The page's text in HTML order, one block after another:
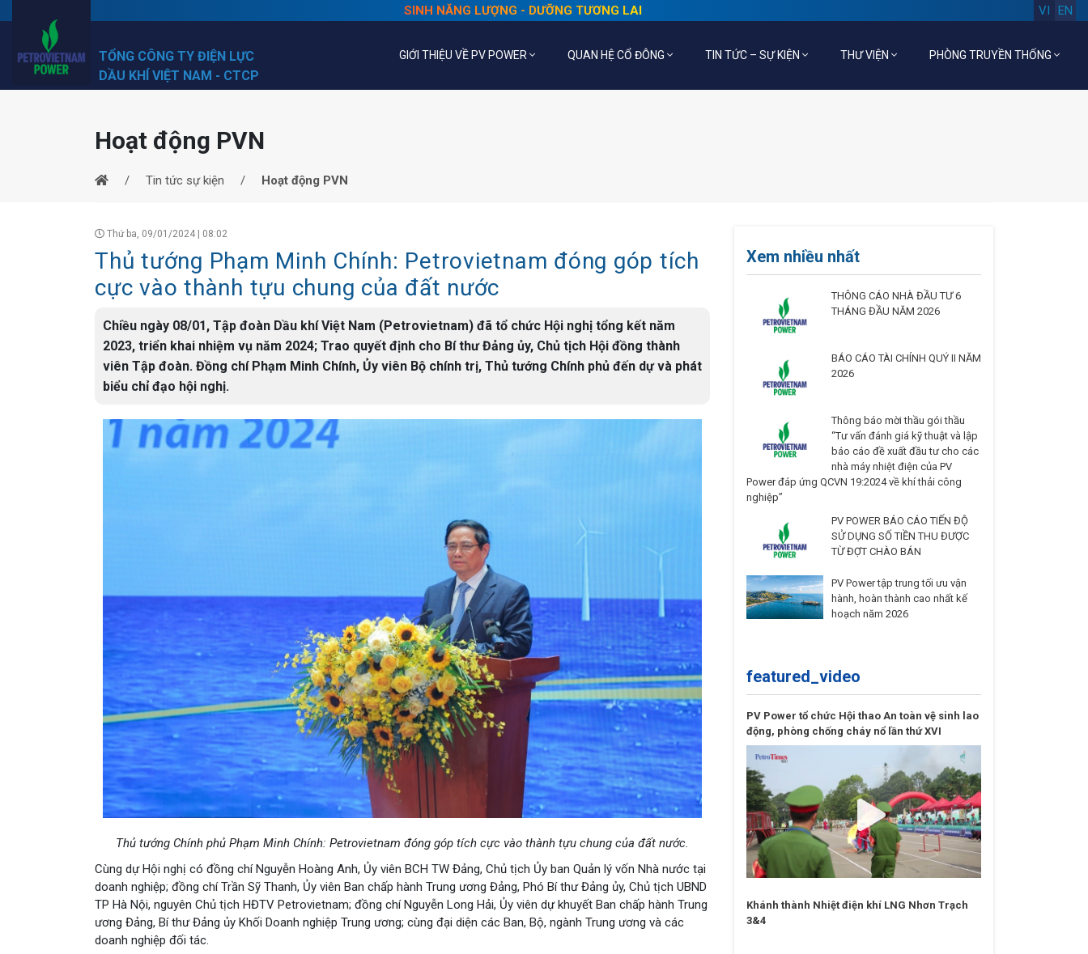
SINH NĂNG LƯỢNG - DƯỠNG TƯƠNG LAI EN
VI
TỔNG CÔNG TY ĐIỆN LỰC
DẦU KHÍ VIỆT NAM - CTCP
GIỚI THIỆU VỀ PV POWER QUAN HỆ CỔ ĐÔNG TIN TỨC – SỰ KIỆN THƯ VIỆN PHÒNG TRUYỀN THỐNG
Hoạt động PVN
Tin tức sự kiện Hoạt động PVN
Thứ ba, 09/01/2024 | 08:02
Thủ tướng Phạm Minh Chính: Petrovietnam đóng góp tích
cực vào thành tựu chung của đất nước
Chiều ngày 08/01, Tập đoàn Dầu khí Việt Nam (Petrovietnam) đã tổ chức Hội nghị tổng kết năm
2023, triển khai nhiệm vụ năm 2024; Trao quyết định cho Bí thư Đảng ủy, Chủ tịch Hội đồng thành
viên Tập đoàn. Đồng chí Phạm Minh Chính, Ủy viên Bộ chính trị, Thủ tướng Chính phủ đến dự và phát
biểu chỉ đạo hội nghị.
Thủ tướng Chính phủ Phạm Minh Chính: Petrovietnam đóng góp tích cực vào thành tựu chung của đất nước.
Cùng dự Hội nghị có đồng chí Nguyễn Hoàng Anh, Ủy viên BCH TW Đảng, Chủ tịch Ủy ban Quản lý vốn Nhà nước tại
doanh nghiệp; đồng chí Trần Sỹ Thanh, Ủy viên Ban chấp hành Trung ương Đảng, Phó Bí thư Đảng ủy, Chủ tịch UBND
TP Hà Nội, nguyên Chủ tịch HĐTV Petrovietnam; đồng chí Nguyễn Long Hải, Ủy viên dự khuyết Ban chấp hành Trung
ương Đảng, Bí thư Đảng ủy Khối Doanh nghiệp Trung ương; cùng đại diện các Ban, Bộ, ngành Trung ương và các
doanh nghiệp đối tác.
Xem nhiều nhất
THÔNG CÁO NHÀ ĐẦU TƯ 6
THÁNG ĐẦU NĂM 2026
BÁO CÁO TÀI CHÍNH QUÝ II NĂM
2026
Thông báo mời thầu gói thầu
“Tư vấn đánh giá kỹ thuật và lập
báo cáo đề xuất đầu tư cho các
nhà máy nhiệt điện của PV
Power đáp ứng QCVN 19:2024 về khí thải công
nghiệp”
PV POWER BÁO CÁO TIẾN ĐỘ
SỬ DỤNG SỐ TIỀN THU ĐƯỢC
TỪ ĐỢT CHÀO BÁN
PV Power tập trung tối ưu vận
hành, hoàn thành cao nhất kế
hoạch năm 2026
featured_video
PV Power tổ chức Hội thao An toàn vệ sinh lao
động, phòng chống cháy nổ lần thứ XVI
Khánh thành Nhiệt điện khí LNG Nhơn Trạch
3&4